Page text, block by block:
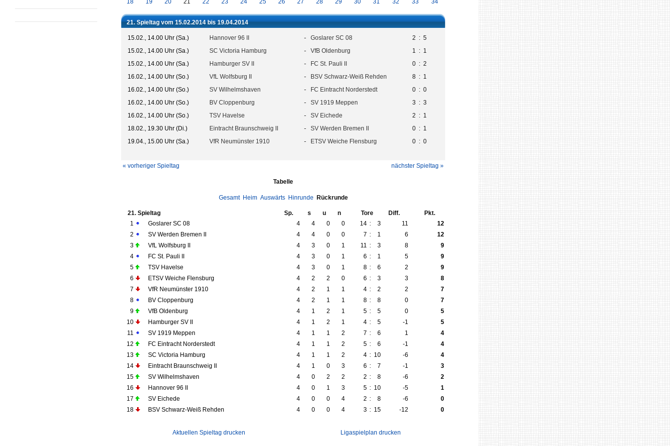
18 19 20 21 22 23 24 25 26 27 28 29 30 31 32 33 34
21. Spieltag vom 15.02.2014 bis 19.04.2014
15.02., 14.00 Uhr (Sa.) Hannover 96 II - Goslarer SC 08 2 : 5
15.02., 14.00 Uhr (Sa.)
SC Victoria Hamburg - VfB Oldenburg 1 : 1
15.02., 14.00 Uhr (Sa.)
Hamburger SV II - FC St. Pauli II 0 : 2
16.02., 14.00 Uhr (So.)
VfL Wolfsburg II - BSV Schwarz-Weiß Rehden 8 : 1
16.02., 14.00 Uhr (So.)
SV Wilhelmshaven - FC Eintracht Norderstedt 0 : 0
16.02., 14.00 Uhr (So.)
BV Cloppenburg - SV 1919 Meppen 3 : 3
16.02., 14.00 Uhr (So.)
TSV Havelse - SV Eichede 2 : 1
18.02., 19.30 Uhr (Di.)
Eintracht Braunschweig II - SV Werden Bremen II 0 : 1
19.04., 15.00 Uhr (Sa.)
VfR Neumünster 1910 - ETSV Weiche Flensburg 0 : 0
« vorheriger Spieltag nächster Spieltag »
Tabelle
Gesamt Heim Auswärts Hinrunde Rückrunde
21. Spieltag Sp. s u n Tore Diff.
Pkt.
1
Goslarer SC 08 4 4 0 0 14 : 3 11
12
2
SV Werden Bremen II 4 4 0 0 7 : 1 6
12
3
VfL Wolfsburg II 4 3 0 1 11 : 3 8
9
4
FC St. Pauli II 4 3 0 1 6 : 1 5
9
5
TSV Havelse 4 3 0 1 8 : 6 2
9
6
ETSV Weiche Flensburg 4 2 2 0 6 : 3 3
8
7
VfR Neumünster 1910 4 2 1 1 4 : 2 2
7
8
BV Cloppenburg 4 2 1 1 8 : 8 0
7
9
VfB Oldenburg 4 1 2 1 5 : 5 0
5
10
Hamburger SV II 4 1 2 1 4 : 5 -1
5
11
SV 1919 Meppen 4 1 1 2 7 : 6 1
4
12
FC Eintracht Norderstedt 4 1 1 2 5 : 6 -1
4
13
SC Victoria Hamburg 4 1 1 2 4 : 10 -6
4
14
Eintracht Braunschweig II 4 1 0 3 6 : 7 -1
3
15
SV Wilhelmshaven 4 0 2 2 2 : 8 -6
2
16
Hannover 96 II 4 0 1 3 5 : 10 -5
1
17
SV Eichede 4 0 0 4 2 : 8 -6
0
18
BSV Schwarz-Weiß Rehden 4 0 0 4 3 : 15 -12 0
Aktuellen Spieltag drucken Ligaspielplan drucken